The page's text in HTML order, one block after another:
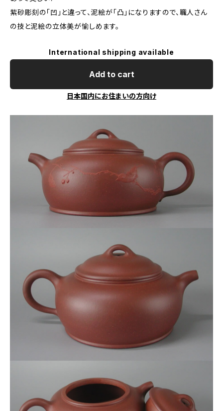
紫砂彫刻の「凹」と違って、泥絵が「凸」になりますので、職人さん
の技と泥絵の立体美が愉しめます。
International shipping available
Add to cart
日本国内にお住まいの方向け